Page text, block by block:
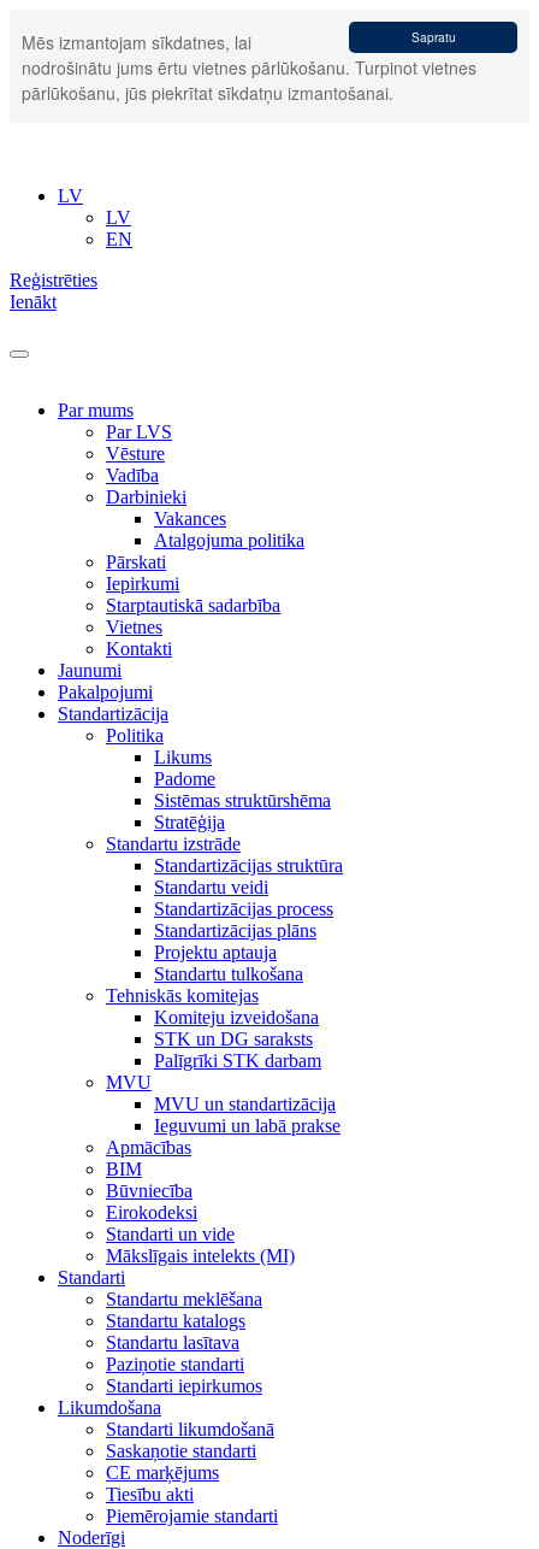
Sapratu
Mēs izmantojam sīkdatnes, lai
nodrošinātu jums ērtu vietnes pārlūkošanu. Turpinot vietnes
pārlūkošanu, jūs piekrītat sīkdatņu izmantošanai.
LV
LV
EN
Reģistrēties
Ienākt
Par mums
Par LVS
Vēsture
Vadība
Darbinieki
Vakances
Atalgojuma politika
Pārskati
Iepirkumi
Starptautiskā sadarbība
Vietnes
Kontakti
Jaunumi
Pakalpojumi
Standartizācija
Politika
Likums
Padome
Sistēmas struktūrshēma
Stratēģija
Standartu izstrāde
Standartizācijas struktūra
Standartu veidi
Standartizācijas process
Standartizācijas plāns
Projektu aptauja
Standartu tulkošana
Tehniskās komitejas
Komiteju izveidošana
STK un DG saraksts
Palīgrīki STK darbam
MVU
MVU un standartizācija
Ieguvumi un labā prakse
Apmācības
BIM
Būvniecība
Eirokodeksi
Standarti un vide
Mākslīgais intelekts (MI)
Standarti
Standartu meklēšana
Standartu katalogs
Standartu lasītava
Paziņotie standarti
Standarti iepirkumos
Likumdošana
Standarti likumdošanā
Saskaņotie standarti
CE marķējums
Tiesību akti
Piemērojamie standarti
Noderīgi